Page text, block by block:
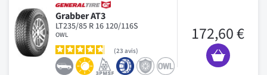
Grabber AT3
LT235/85 R 16 120/116S
OWL
23 avis
172,60 €